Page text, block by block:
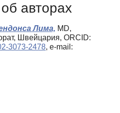
авторах
Лима, MD,
Швейцария, ORCID:
3073-2478, e-mail: